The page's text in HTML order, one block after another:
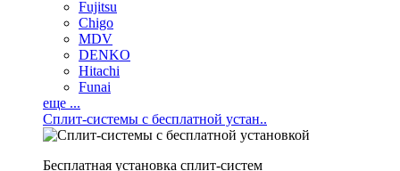
Fujitsu
Chigo
MDV
DENKO
Hitachi
Funai
еще ...
Сплит-системы с бесплатной устан..
Бесплатная установка сплит-систем